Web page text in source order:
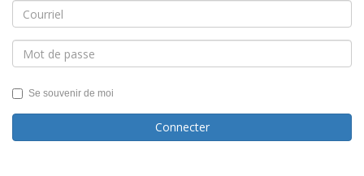
Se souvenir de moi
Connecter